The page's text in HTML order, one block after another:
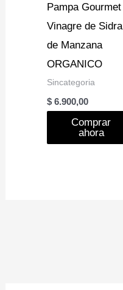
Pampa Gourmet
Vinagre de Sidra
de Manzana
ORGANICO
Sincategoria
$ 6.900,00
Comprar
ahora